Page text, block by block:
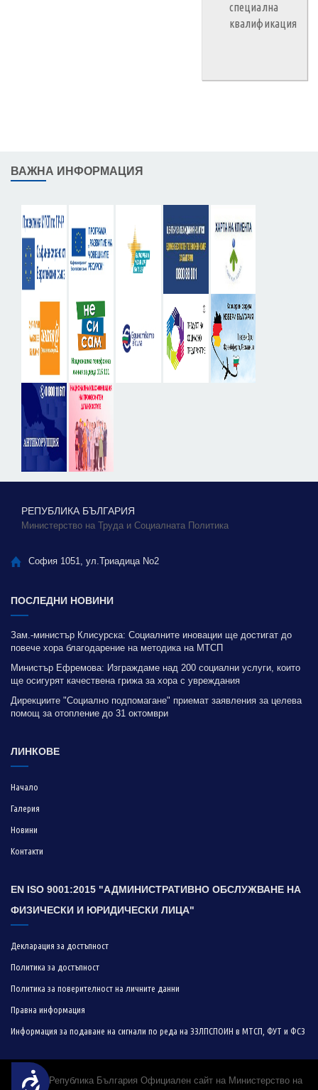
Достъпност
специална
квалификация
ВАЖНА ИНФОРМАЦИЯ
РЕПУБЛИКА БЪЛГАРИЯ
Министерство на Труда и Социалната Политика
София 1051, ул.Триадица No2
ПОСЛЕДНИ НОВИНИ
Зам.-министър Клисурска: Социалните иновации ще достигат до
повече хора благодарение на методика на МТСП
Министър Ефремова: Изграждаме над 200 социални услуги, които
ще осигурят качествена грижа за хора с увреждания
Дирекциите "Социално подпомагане" приемат заявления за целева
помощ за отопление до 31 октомври
ЛИНКОВЕ
Начало
Галерия
Новини
Контакти
EN ISO 9001:2015 "АДМИНИСТРАТИВНО ОБСЛУЖВАНЕ НА
ФИЗИЧЕСКИ И ЮРИДИЧЕСКИ ЛИЦА"
Декларация за достъпност
Политика за достъпност
Политика за поверителност на личните данни
Правна информация
Информация за подаване на сигнали по реда на ЗЗЛПСПОИН в МТСП, ФУТ и ФСЗ
© 2019 Република България Официален сайт на Министерство на